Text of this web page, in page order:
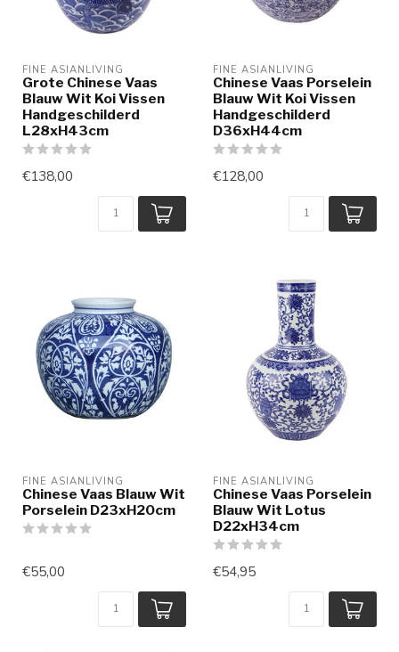
FINE ASIANLIVING
Grote Chinese Vaas
Blauw Wit Koi Vissen
Handgeschilderd
L28xH43cm
€138,00
FINE ASIANLIVING
Chinese Vaas Porselein
Blauw Wit Koi Vissen
Handgeschilderd
D36xH44cm
€128,00
FINE ASIANLIVING
Chinese Vaas Blauw Wit
Porselein D23xH20cm
€55,00
FINE ASIANLIVING
Chinese Vaas Porselein
Blauw Wit Lotus
D22xH34cm
€54,95